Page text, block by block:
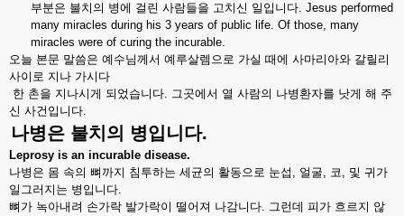
부분은 불치의 병에 걸린 사람들을 고치신 일입니다. Jesus performed
many miracles during his 3 years of public life. Of those, many
miracles were of curing the incurable.
오늘 본문 말씀은 예수님께서 예루살렘으로 가실 때에 사마리아와 갈릴리
사이로 지나 가시다
한 촌을 지나시게 되었습니다. 그곳에서 열 사람의 나병환자를 낫게 해 주
신 사건입니다.
나병은 불치의 병입니다.
Leprosy is an incurable disease.
나병은 몸 속의 뼈까지 침투하는 세균의 활동으로 눈섭 , 얼굴, 코, 및 귀가
일그러지는 병입니다.
뼈가 녹아내려 손가락 발가락이 떨어져 나감니다. 그런데 피가 흐르지 않